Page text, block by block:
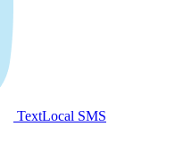
TextLocal SMS